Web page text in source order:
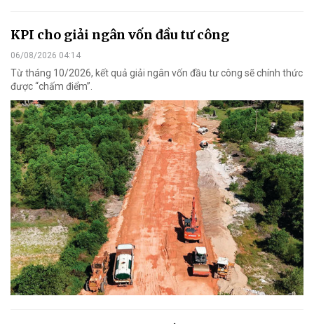
KPI cho giải ngân vốn đầu tư công
06/08/2026 04:14
Từ tháng 10/2026, kết quả giải ngân vốn đầu tư công sẽ chính thức
được “chấm điểm”.